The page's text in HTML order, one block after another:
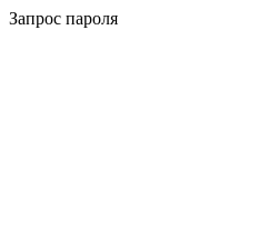
Запрос пароля